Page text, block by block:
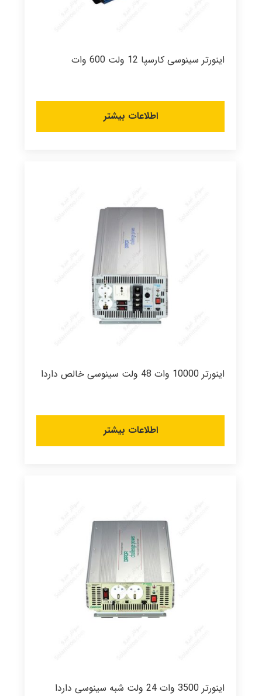
اینورتر سینوسی کارسپا 12 ولت 600 وات
اطلاعات بیشتر
اینورتر 10000 وات 48 ولت سینوسی خالص داردا
اطلاعات بیشتر
اینورتر 3500 وات 24 ولت شبه سینوسی داردا